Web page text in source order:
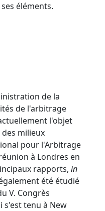
éléments.
de la
de l'arbitrage
l'objet
milieux
pour l'Arbitrage
à Londres en
rapports, in
été étudié
V. Congrès
tenu à New